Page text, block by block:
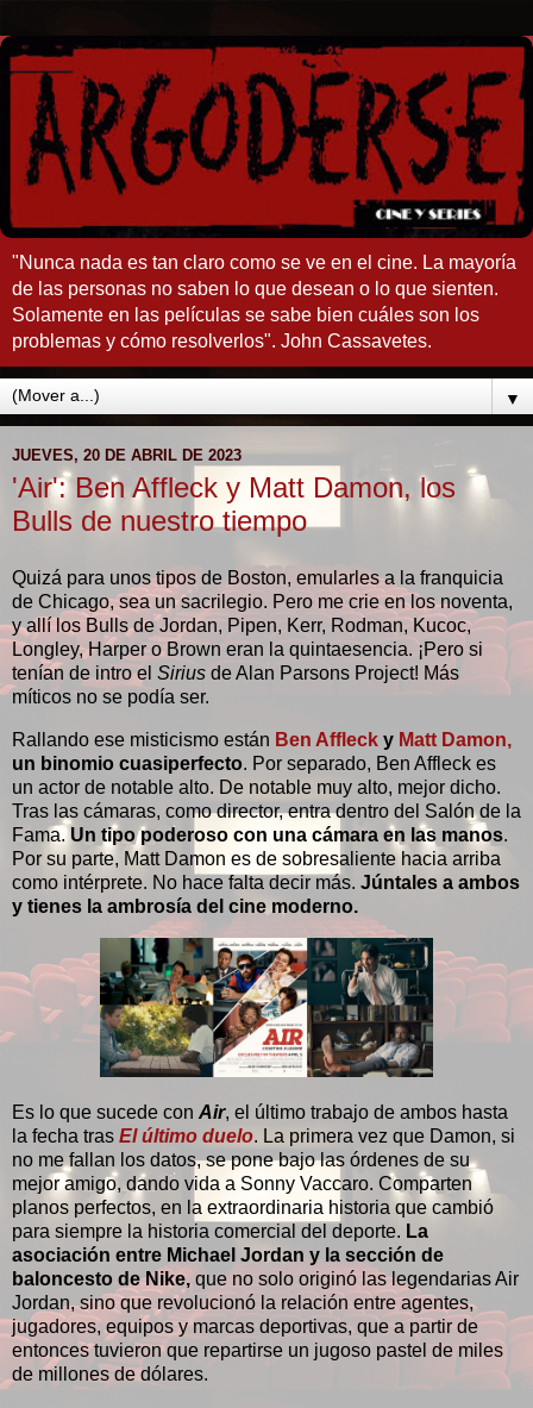
"Nunca nada es tan claro como se ve en el cine. La mayoría
de las personas no saben lo que desean o lo que sienten.
Solamente en las películas se sabe bien cuáles son los
problemas y cómo resolverlos". John Cassavetes.
▼
JUEVES, 20 DE ABRIL DE 2023
'Air': Ben Affleck y Matt Damon, los
Bulls de nuestro tiempo
Quizá para unos tipos de Boston, emularles a la franquicia
de Chicago, sea un sacrilegio. Pero me crie en los noventa,
y allí los Bulls de Jordan, Pipen, Kerr, Rodman, Kucoc,
Longley, Harper o Brown eran la quintaesencia. ¡Pero si
tenían de intro el Sirius de Alan Parsons Project! Más
míticos no se podía ser.
Rallando ese misticismo están Ben Affleck y Matt Damon,
un binomio cuasiperfecto. Por separado, Ben Affleck es
un actor de notable alto. De notable muy alto, mejor dicho.
Tras las cámaras, como director, entra dentro del Salón de la
Fama. Un tipo poderoso con una cámara en las manos.
Por su parte, Matt Damon es de sobresaliente hacia arriba
como intérprete. No hace falta decir más. Júntales a ambos
y tienes la ambrosía del cine moderno.
Es lo que sucede con Air, el último trabajo de ambos hasta
la fecha tras El último duelo. La primera vez que Damon, si
no me fallan los datos, se pone bajo las órdenes de su
mejor amigo, dando vida a Sonny Vaccaro. Comparten
planos perfectos, en la extraordinaria historia que cambió
para siempre la historia comercial del deporte. La
asociación entre Michael Jordan y la sección de
baloncesto de Nike,que no solo originó las legendarias Air
Jordan, sino que revolucionó la relación entre agentes,
jugadores, equipos y marcas deportivas, que a partir de
entonces tuvieron que repartirse un jugoso pastel de miles
de millones de dólares.